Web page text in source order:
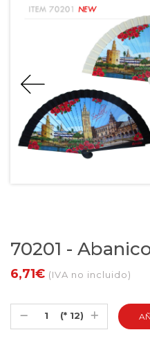
70201 -
6,71€ (IVA no incluido)
(* 12)